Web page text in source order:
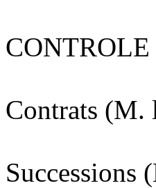
Contrats (M.
Successions